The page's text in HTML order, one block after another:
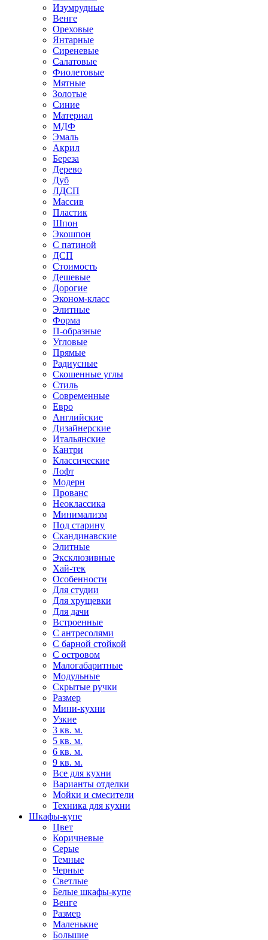
Изумрудные
Венге
Ореховые
Янтарные
Сиреневые
Салатовые
Фиолетовые
Мятные
Золотые
Синие
Материал
МДФ
Эмаль
Акрил
Береза
Дерево
Дуб
ЛДСП
Массив
Пластик
Шпон
Экошпон
С патиной
ДСП
Стоимость
Дешевые
Дорогие
Эконом-класс
Элитные
Форма
П-образные
Угловые
Прямые
Радиусные
Скошенные углы
Стиль
Современные
Евро
Английские
Дизайнерские
Итальянские
Кантри
Классические
Лофт
Модерн
Прованс
Неоклассика
Минимализм
Под старину
Скандинавские
Элитные
Эксклюзивные
Хай-тек
Особенности
Для студии
Для хрущевки
Для дачи
Встроенные
С антресолями
С барной стойкой
С островом
Малогабаритные
Модульные
Скрытые ручки
Размер
Мини-кухни
Узкие
3 кв. м.
5 кв. м.
6 кв. м.
9 кв. м.
Все для кухни
Варианты отделки
Мойки и смесители
Техника для кухни
Шкафы-купе
Цвет
Коричневые
Серые
Темные
Черные
Светлые
Белые шкафы-купе
Венге
Размер
Маленькие
Большие